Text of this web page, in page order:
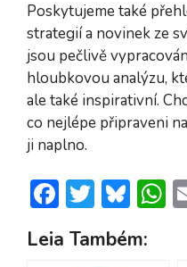
Poskytujeme také
strategií a novinek ze
jsou pečlivě
hloubkovou analýzu,
ale také inspirativní.
co nejlépe připraveni
ji naplno.
F
ac
e
T
w
itt
Bl
e
Leia Também: